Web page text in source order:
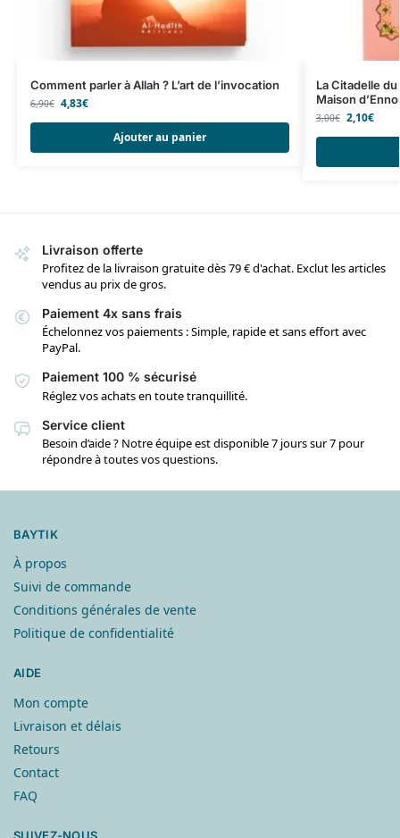
Comment parler à Allah ? L’art de l’invocation
6,90€ 4,83€
Ajouter au panier
La Citadelle
Maison
3,00€ 2,10€
Livraison offerte
Profitez de la livraison gratuite dès 79 € d'achat. Exclut les articles
vendus au prix de gros.
Paiement 4x sans frais
Échelonnez vos paiements : Simple, rapide et sans effort avec
PayPal.
Paiement 100 % sécurisé
Réglez vos achats en toute tranquillité.
Service client
Besoin d’aide ? Notre équipe est disponible 7 jours sur 7 pour
répondre à toutes vos questions.
BAYTIK
À propos
Suivi de commande
Conditions générales de vente
Politique de confidentialité
AIDE
Mon compte
Livraison et délais
Retours
Contact
FAQ
SUIVEZ-NOUS